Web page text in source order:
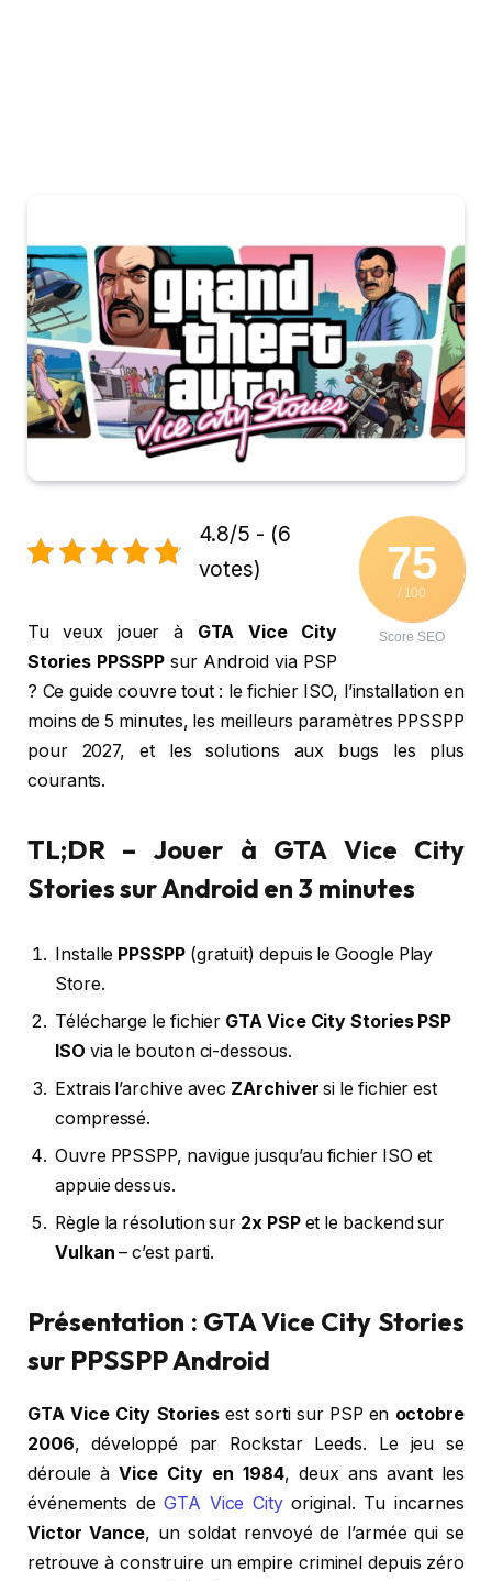
75
/ 100
Score SEO
4.8/5 - (6
votes)
Tu veux jouer à GTA Vice City
Stories PPSSPPsur Android via PSP
? Ce guide couvre tout : le fichier ISO, l’installation en
moins de 5 minutes, les meilleurs paramètres PPSSPP
pour 2027, et les solutions aux bugs les plus
courants.
TL;DR – Jouer à GTA Vice City
Stories sur Android en 3 minutes
Installe PPSSPP(gratuit) depuis le Google Play
Store.
Télécharge le fichier GTA Vice City Stories PSP
ISO via le bouton ci-dessous.
Extrais l’archive avec ZArchiver si le fichier est
compressé.
Ouvre PPSSPP, navigue jusqu’au fichier ISO et
appuie dessus.
Règle la résolution sur 2x PSPet le backend sur
Vulkan – c’est parti.
Présentation : GTA Vice City Stories
sur PPSSPP Android
GTA Vice City Storiesest sorti sur PSP en octobre
2006, développé par Rockstar Leeds. Le jeu se
déroule àVice City en 1984, deux ans avant les
événements deGTA Vice Cityoriginal. Tu incarnes
Victor Vance, un soldat renvoyé de l’armée qui se
retrouve à construire un empire criminel depuis zéro